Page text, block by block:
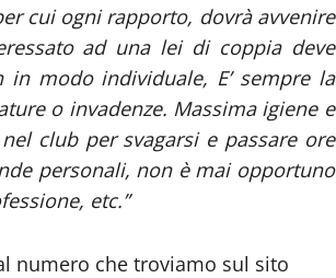
cui ogni rapporto, dovrà avvenire
ad una lei di coppia deve
modo individuale, E’ sempre la
o invadenze. Massima igiene e
club per svagarsi e passare ore
personali, non è mai opportuno
etc.”
numero che troviamo sul sito